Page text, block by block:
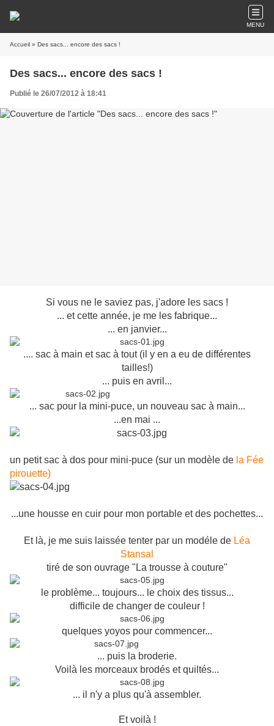
MENU
Accueil » Des sacs... encore des sacs !
Des sacs... encore des sacs !
Publié le 26/07/2012 à 18:41
Si vous ne le saviez pas, j'adore les sacs !
... et cette année, je me les fabrique...
... en janvier...
.... sac à main et sac à tout (il y en a eu de différentes
tailles!)
... puis en avril...
... sac pour la mini-puce, un nouveau sac à main...
...en mai ...
un petit sac à dos pour mini-puce (sur un modèle de la Fée
pirouette)
...une housse en cuir pour mon portable et des pochettes...
Et là, je me suis laissée tenter par un modéle de Léa
Stansal
tiré de son ouvrage "La trousse à couture"
le problème... toujours... le choix des tissus...
difficile de changer de couleur !
quelques yoyos pour commencer...
... puis la broderie.
Voilà les morceaux brodés et quiltés...
... il n'y a plus qu'à assembler.
Et voilà !